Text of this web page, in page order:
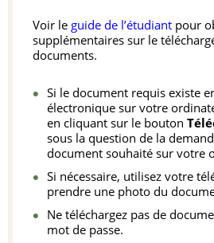
Voir le guide de l’étudiant pour
supplémentaires sur le
documents.
Si le document requis existe
électronique sur votre
en cliquant sur le bouton
sous la question de la
document souhaité sur votre
Si nécessaire, utilisez votre
prendre une photo du
Ne téléchargez pas de
mot de passe.